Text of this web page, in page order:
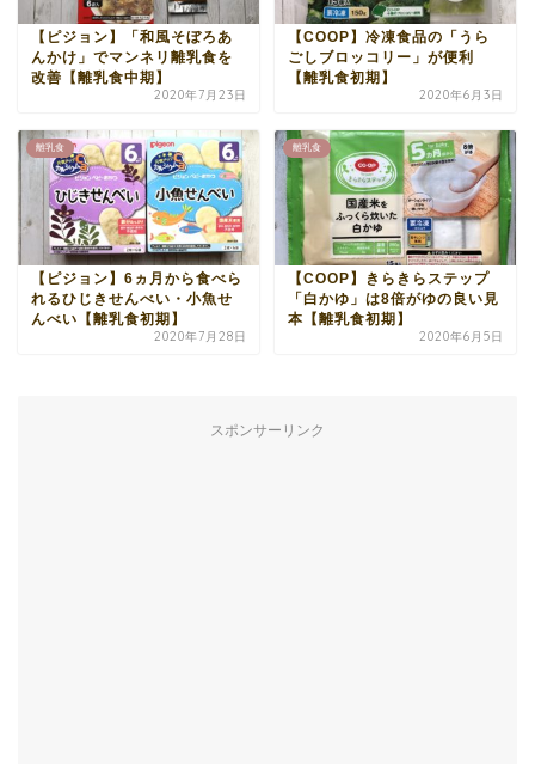
【ピジョン】「和風そぼろあ
んかけ」でマンネリ離乳食を
改善【離乳食中期】
2020年7月23日
【COOP】冷凍食品の「うら
ごしブロッコリー」が便利
【離乳食初期】
2020年6月3日
離乳食
【ピジョン】6ヵ月から食べら
れるひじきせんべい・小魚せ
んべい【離乳食初期】
2020年7月28日
離乳食
【COOP】きらきらステップ
「白かゆ」は8倍がゆの良い見
本【離乳食初期】
2020年6月5日
スポンサーリンク